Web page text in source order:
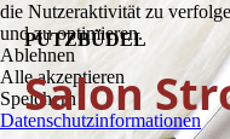
PUTZBÜDEL
Salon
die Nutzeraktivität zu
und zu optimieren.
Ablehnen
Alle akzeptieren
Speichern
Datenschutzinformationen